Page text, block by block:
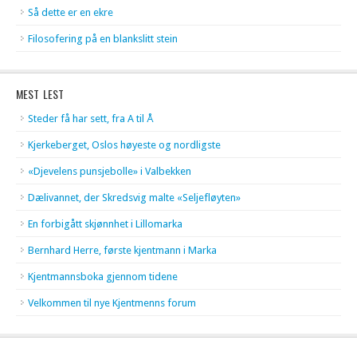
Så dette er en ekre
Filosofering på en blankslitt stein
MEST LEST
Steder få har sett, fra A til Å
Kjerkeberget, Oslos høyeste og nordligste
«Djevelens punsjebolle» i Valbekken
Dælivannet, der Skredsvig malte «Seljefløyten»
En forbigått skjønnhet i Lillomarka
Bernhard Herre, første kjentmann i Marka
Kjentmannsboka gjennom tidene
Velkommen til nye Kjentmenns forum